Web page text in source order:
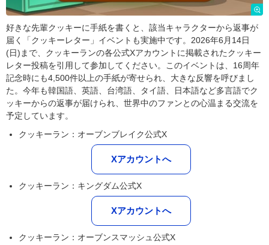
好きな先輩クッキーに手紙を書くと、該当キャラクターから返事が
届く「クッキーレター」イベントも実施中です。2026年6月14日
(日)まで、クッキーランの各公式Xアカウントに掲載されたクッキー
レター投稿を引用して参加してください。このイベントは、16周年
記念時にも4,500件以上の手紙が寄せられ、大きな反響を呼びまし
た。今年も韓国語、英語、台湾語、タイ語、日本語など多言語でク
ッキーからの返事が届けられ、世界中のファンとの心温まる交流を
予定しています。
クッキーラン：オーブンブレイク公式X
Xアカウントへ
クッキーラン：キングダム公式X
Xアカウントへ
クッキーラン：オーブンスマッシュ公式X